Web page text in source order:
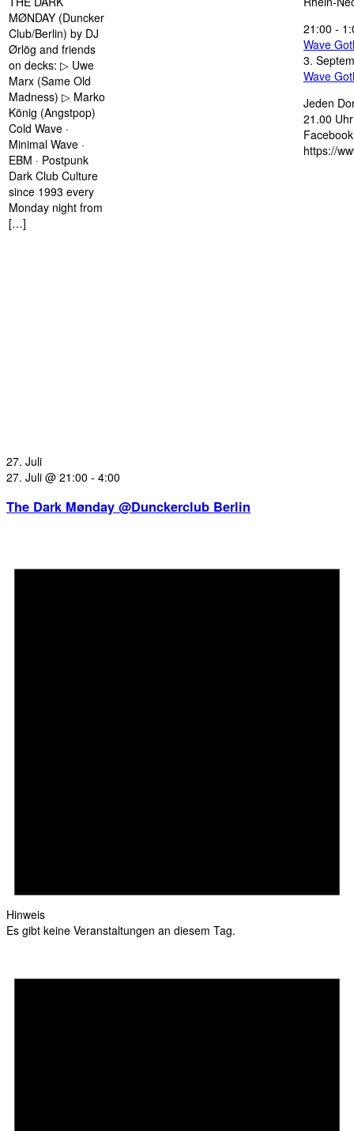
MØNDAY (Duncker
Club/Berlin) by DJ
Ørlög and friends
on decks: ▷ Uwe
Marx (Same Old
Madness) ▷ Marko
König (Angstpop)
Cold Wave ·
Minimal Wave ·
EBM · Postpunk
Dark Club Culture
since 1993 every
Monday night from
[…]
21:00 -
Wave
3.
Wave
Jeden
21.00
https://
27. Juli
27. Juli @ 21:00 - 4:00
The Dark Mønday @Dunckerclub Berlin
Hinweis
Es gibt keine Veranstaltungen an diesem Tag.